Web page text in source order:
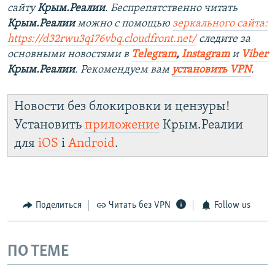
сайтуКрым.Реалии. Беспрепятственно читать
Крым.Реалииможно с помощью зеркального сайта:
https://d32rwu3q176vbq.cloudfront.net/ следите за
основными новостями в Telegram, Instagramи Viber
Крым.Реалии. Рекомендуем вам установить VPN.
Новости без блокировки и цензуры!
Установить приложение Крым.Реалии
для iOS і Android.
Поделиться Читать без VPN Follow us
ПО ТЕМЕ